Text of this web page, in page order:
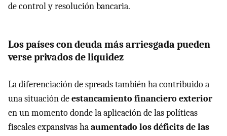
de control y resolución bancaria.
Los países con deuda más arriesgada pueden
verse privados de liquidez
La diferenciación de spreads también ha contribuido a
una situación deestancamiento financiero exterior
en un momento donde la aplicación de las políticas
fiscales expansivas haaumentado los déficits de las